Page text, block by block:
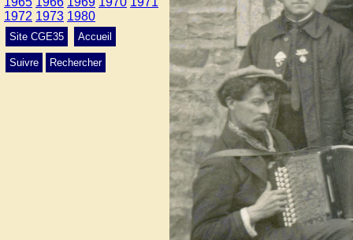
1972 1973 1980
Site CGE35 Accueil
Suivre Rechercher